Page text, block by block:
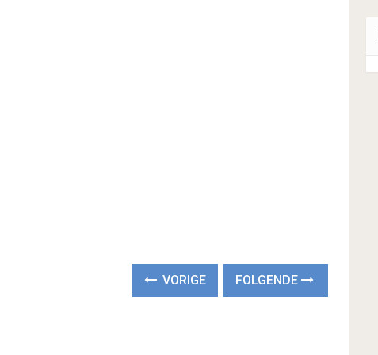
VORIGE FOLGENDE